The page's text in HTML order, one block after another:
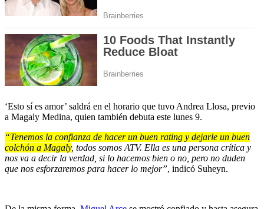
‘Esto sí es amor’ saldrá en el horario que tuvo Andrea Llosa, previo
a Magaly Medina, quien también debuta este lunes 9.
“Tenemos la confianza de hacer un buen rating y dejarle un buen
colchón a Magaly, todos somos ATV. Ella es una persona crítica y
nos va a decir la verdad, si lo hacemos bien o no, pero no duden
que nos esforzaremos para hacer lo mejor”, indicó Suheyn.